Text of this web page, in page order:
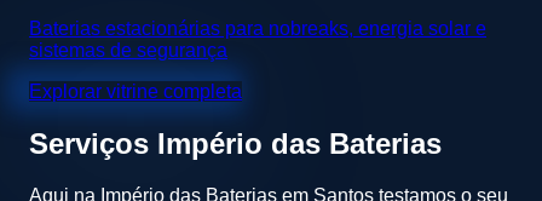
Baterias estacionárias para nobreaks, energia solar e
sistemas de segurança
Explorar vitrine completa
Serviços Império das Baterias
Aqui na Império das Baterias em Santos testamos o seu